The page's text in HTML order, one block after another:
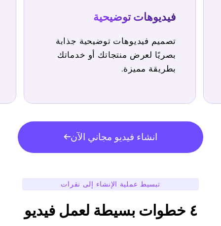
فيديوهات توضيحية
تصميم فيديوهات توضيحية جذابة
بصريًا لعرض منتجاتك أو خدماتك
بطريقة مميزة.
انشاء فيديو مجاني الآن
تبسيط عملية الإنشاء إلى نقرات
٤ خطوات بسيطة لعمل فيديو